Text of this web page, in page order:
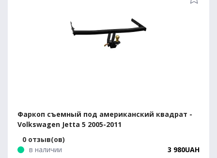
Фаркоп съемный под американский квадрат -
Volkswagen Jetta 5 2005-2011
0 отзыв(ов)
в наличии
3 980UAH